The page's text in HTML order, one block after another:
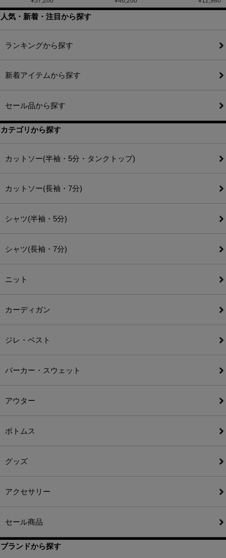
人気・新着・注目から探す
ランキングから探す
新着アイテムから探す
セール品から探す
カテゴリから探す
カットソー(半袖・5分・タンクトップ)
カットソー(長袖・7分)
シャツ(半袖・5分)
シャツ(長袖・7分)
ニット
カーディガン
ジレ・ベスト
パーカー・スウェット
アウター
ボトムス
グッズ
アクセサリー
セール商品
ブランドから探す